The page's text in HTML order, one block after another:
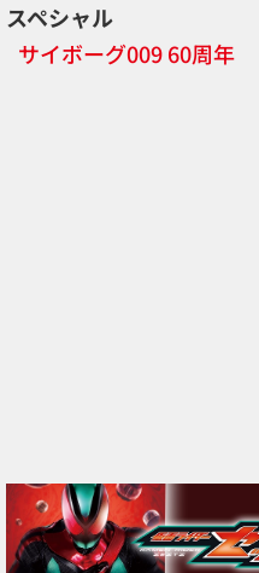
スペシャル
サイボーグ009 60周年